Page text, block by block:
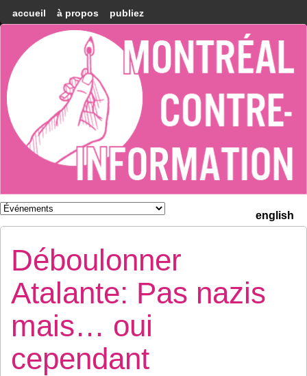
accueil à propos publiez
Montréal
Counter-
information
english
Déboulonner
Atalante: Pas nazis
mais… oui
cependant